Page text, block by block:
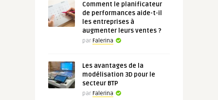
Comment le planificateur
de performances aide-t-il
les entreprises à
augmenter leurs ventes ?
par Falerina
Les avantages de la
modélisation 3D pour le
secteur BTP
par Falerina